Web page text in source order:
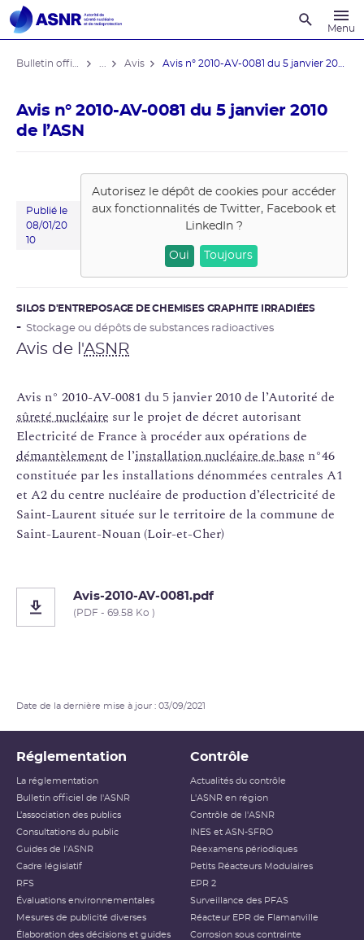
Menu
Avis
Avis n° 2010-AV-0081 du 5 janvier 2010
de l’ASN
Publié le
08/01/20
10
Autorisez le dépôt de cookies pour accéder
aux fonctionnalités de Twitter, Facebook et
LinkedIn?
Oui Toujours
SILOS D'ENTREPOSAGE DE CHEMISES GRAPHITE IRRADIÉES
Stockage ou dépôts de substances radioactives
Avis de l'ASNR
Avis n° 2010-AV-0081 du 5 janvier 2010 de l’Autorité de
sûreté nucléaire sur le projet de décret autorisant
Electricité de France à procéder aux opérations de
démantèlementde l’installation nucléaire de base n°46
constituée par les installations dénommées centrales A1
et A2 du centre nucléaire de production d’électricité de
Saint-Laurent située sur le territoire de la commune de
Saint-Laurent-Nouan (Loir-et-Cher)
Avis-2010-AV-0081.pdf
(PDF - 69.58 Ko )
Date de la dernière mise à jour : 03/09/2021
Réglementation
La réglementation
Bulletin officiel de l'ASNR
L’association des publics
Consultations du public
Guides de l'ASNR
Cadre législatif
RFS
Évaluations environnementales
Mesures de publicité diverses
Élaboration des décisions et guides
Contrôle
Actualités du contrôle
L'ASNR en région
Contrôle de l'ASNR
INES et ASN-SFRO
Réexamens périodiques
Petits Réacteurs Modulaires
EPR 2
Surveillance des PFAS
Réacteur EPR de Flamanville
Corrosion sous contrainte